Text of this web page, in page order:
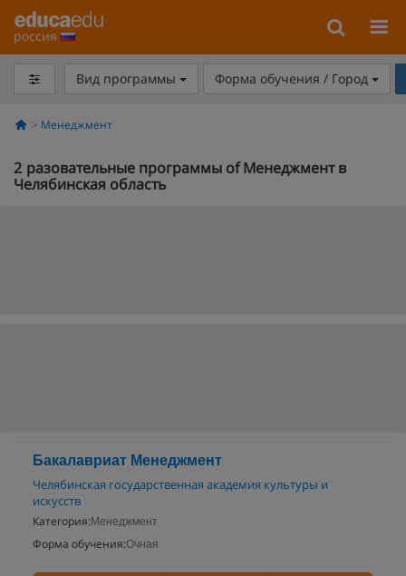
россия
Вид программы Форма обучения / Город
Менеджмент
2 разовательные программы of Менеджмент в
Челябинская область
Бакалавриат Менеджмент
Челябинская государственная академия культуры и
искусств
Категория: Менеджмент
Форма обучения:Очная